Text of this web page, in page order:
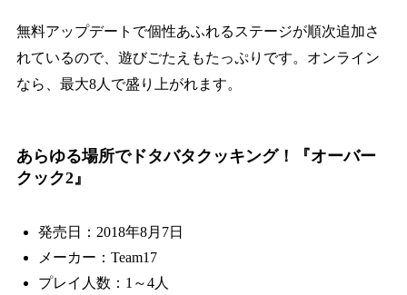
無料アップデートで個性あふれるステージが順次追加さ
れているので、遊びごたえもたっぷりです。オンライン
なら、最大8人で盛り上がれます。
あらゆる場所でドタバタクッキング！『オーバー
クック2』
発売日：2018年8月7日
メーカー：Team17
プレイ人数：1～4人